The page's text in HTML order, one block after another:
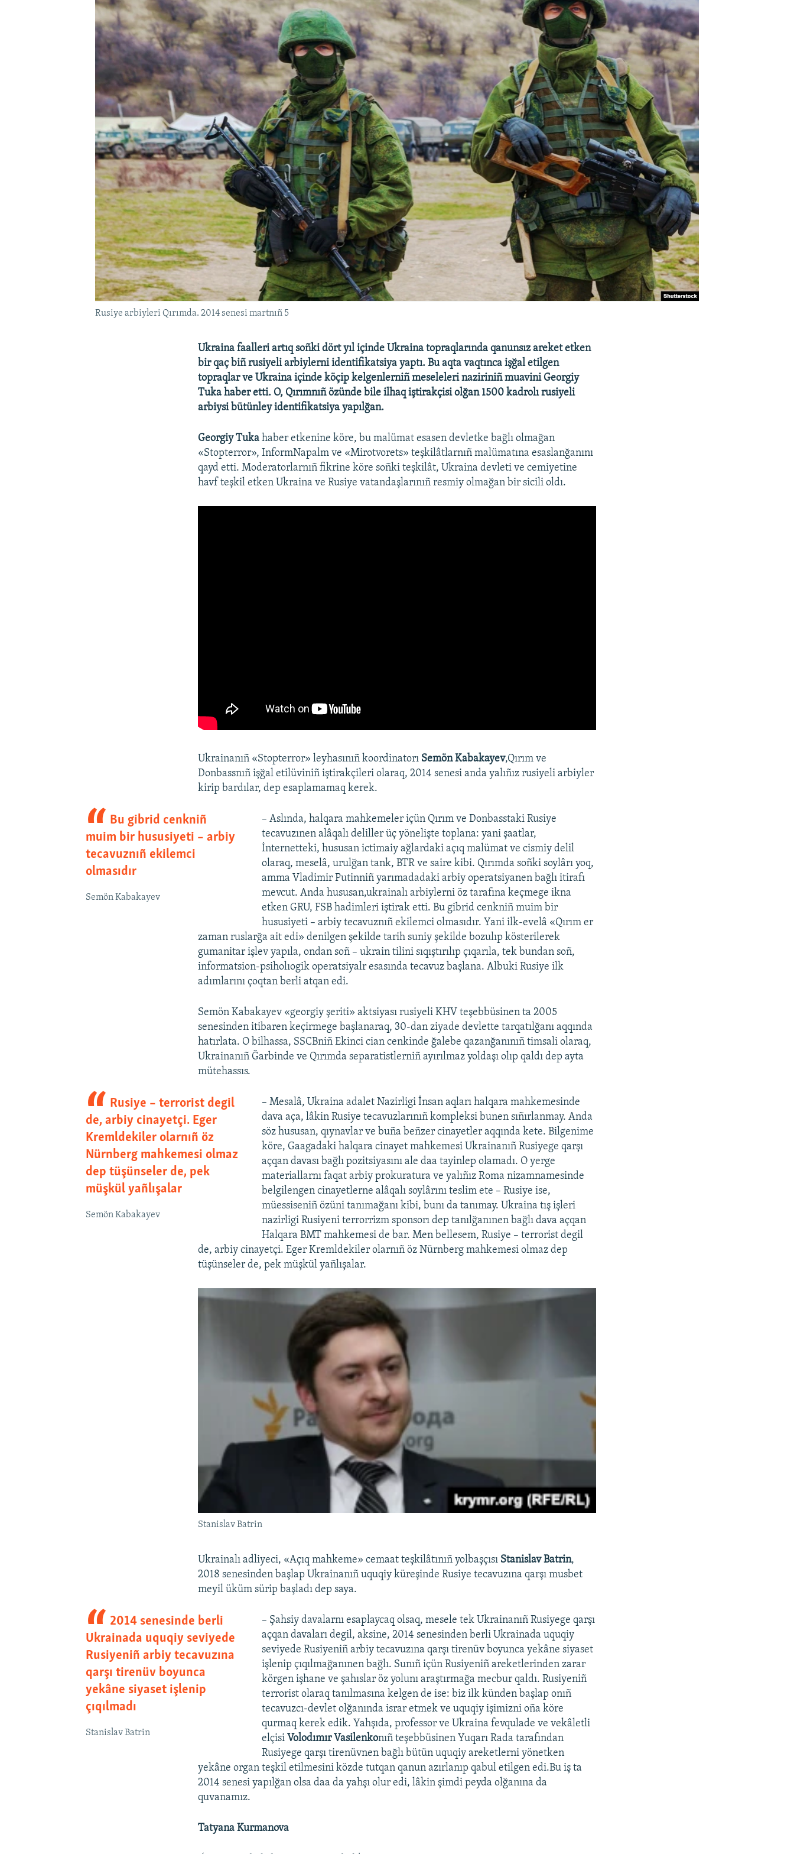
Rusiye arbiyleri Qırımda. 2014 senesi martnıñ 5
Ukraina faalleri artıq soñki dört yıl içinde Ukraina topraqlarında qanunsız areket etken
bir qaç biñ rusiyeli arbiylerni identifikatsiya yaptı. Bu aqta vaqtınca işğal etilgen
topraqlar ve Ukraina içinde köçip kelgenlerniñ meseleleri naziriniñ muavini Georgiy
Tuka haber etti. O, Qırımnıñ özünde bile ilhaq iştirakçisi olğan 1500 kadrolı rusiyeli
arbiysi bütünley identifikatsiya yapılğan.
Georgiy Tuka haber etkenine köre, bu malümat esasen devletke bağlı olmağan
«Stopterror», InformNapalm ve «Mirotvorets» teşkilâtlarnıñ malümatına esaslanğanını
qayd etti. Moderatorlarnıñ fikrine köre soñki teşkilât, Ukraina devleti ve cemiyetine
havf teşkil etken Ukraina ve Rusiye vatandaşlarınıñ resmiy olmağan bir sicili oldı.
Ukrainanıñ «Stopterror» leyhasınıñ koordinatorı Semön Kabakayev,Qırım ve
Donbassnıñ işğal etilüviniñ iştirakçileri olaraq, 2014 senesi anda yalıñız rusiyeli arbiyler
kirip bardılar, dep esaplamamaq kerek.
Bu gibrid cenkniñ
muim bir hususiyeti – arbiy
tecavuznıñ ekilemci
olmasıdır
Semön Kabakayev
– Aslında, halqara mahkemeler içün Qırım ve Donbasstaki Rusiye
tecavuzınen alâqalı deliller üç yönelişte toplana: yani şaatlar,
İnternetteki, hususan ictimaiy ağlardaki açıq malümat ve cismiy delil
olaraq, meselâ, urulğan tank, BTR ve saire kibi. Qırımda soñki soylârı yoq,
amma Vladimir Putinniñ yarımadadaki arbiy operatsiyanen bağlı itirafı
mevcut. Anda hususan,ukrainalı arbiylerni öz tarafına keçmege ikna
etken GRU, FSB hadimleri iştirak etti. Bu gibrid cenkniñ muim bir
hususiyeti – arbiy tecavuznıñ ekilemci olmasıdır. Yani ilk-evelâ «Qırım er
zaman ruslarğa ait edi» denilgen şekilde tarih suniy şekilde bozulıp kösterilerek
gumanitar işlev yapıla, ondan soñ – ukrain tilini sıqıştırılıp çıqarıla, tek bundan soñ,
informatsion-psiholıogik operatsiyalr esasında tecavuz başlana. Albuki Rusiye ilk
adımlarını çoqtan berli atqan edi.
Semön Kabakayev «georgiy şeriti» aktsiyası rusiyeli KHV teşebbüsinen ta 2005
senesinden itibaren keçirmege başlanaraq, 30-dan ziyade devlette tarqatılğanı aqqında
hatırlata. O bilhassa, SSCBniñ Ekinci cian cenkinde ğalebe qazanğanınıñ timsali olaraq,
Ukrainanıñ Ğarbinde ve Qırımda separatistlerniñ ayırılmaz yoldaşı olıp qaldı dep ayta
mütehassıs.
Rusiye – terrorist degil
de, arbiy cinayetçi. Eger
Kremldekiler olarnıñ öz
Nürnberg mahkemesi olmaz
dep tüşünseler de, pek
müşkül yañlışalar
Semön Kabakayev
– Mesalâ, Ukraina adalet Nazirligi İnsan aqları halqara mahkemesinde
dava aça, lâkin Rusiye tecavuzlarınıñ kompleksi bunen sıñırlanmay. Anda
söz hususan, qıynavlar ve buña beñzer cinayetler aqqında kete. Bilgenime
köre, Gaagadaki halqara cinayet mahkemesi Ukrainanıñ Rusiyege qarşı
açqan davası bağlı pozitsiyasını ale daa tayinlep olamadı. O yerge
materiallarnı faqat arbiy prokuratura ve yalıñız Roma nizamnamesinde
belgilengen cinayetlerne alâqalı soylârını teslim ete – Rusiye ise,
müessiseniñ özüni tanımağanı kibi, bunı da tanımay. Ukraina tış işleri
nazirligi Rusiyeni terrorrizm sponsorı dep tanılğanınen bağlı dava açqan
Halqara BMT mahkemesi de bar. Men bellesem, Rusiye – terrorist degil
de, arbiy cinayetçi. Eger Kremldekiler olarnıñ öz Nürnberg mahkemesi olmaz dep
tüşünseler de, pek müşkül yañlışalar.
Stanislav Batrin
Ukrainalı adliyeci, «Açıq mahkeme» cemaat teşkilâtınıñ yolbaşçısı Stanislav Batrin,
2018 senesinden başlap Ukrainanıñ uquqiy küreşinde Rusiye tecavuzına qarşı musbet
meyil üküm sürip başladı dep saya.
2014 senesinde berli
Ukrainada uquqiy seviyede
Rusiyeniñ arbiy tecavuzına
qarşı tirenüv boyunca
yekâne siyaset işlenip
çıqılmadı
Stanislav Batrin
– Şahsiy davalarnı esaplaycaq olsaq, mesele tek Ukrainanıñ Rusiyege qarşı
açqan davaları degil, aksine, 2014 senesinden berli Ukrainada uquqiy
seviyede Rusiyeniñ arbiy tecavuzına qarşı tirenüv boyunca yekâne siyaset
işlenip çıqılmağanınen bağlı. Sunıñ içün Rusiyeniñ areketlerinden zarar
körgen işhane ve şahıslar öz yolunı araştırmağa mecbur qaldı. Rusiyeniñ
terrorist olaraq tanılmasına kelgen de ise: biz ilk künden başlap onıñ
tecavuzcı-devlet olğanında israr etmek ve uquqiy işimizni oña köre
qurmaq kerek edik. Yahşıda, professor ve Ukraina fevqulade ve vekâletli
elçisi Volodımır Vasilenkonıñ teşebbüsinen Yuqarı Rada tarafından
Rusiyege qarşı tirenüvnen bağlı bütün uquqiy areketlerni yönetken
yekâne organ teşkil etilmesini közde tutqan qanun azırlanıp qabul etilgen edi.Bu iş ta
2014 senesi yapılğan olsa daa da yahşı olur edi, lâkin şimdi peyda olğanına da
quvanamız.
Tatyana Kurmanova